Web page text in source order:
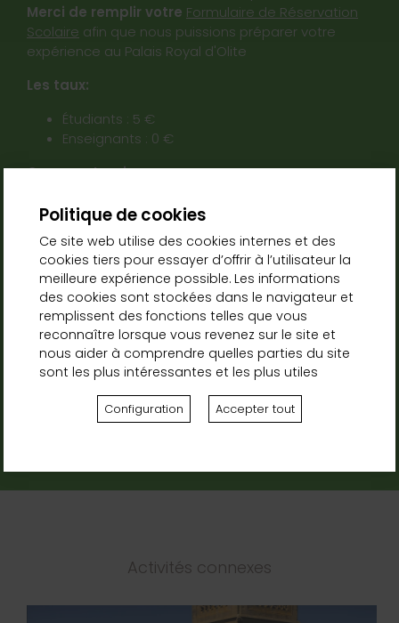
Merci de remplir votre Formulaire de Réservation
Scolaire afin que nous puissions préparer votre
expérience au Palais Royal d'Olite
Les taux:
Étudiants : 5 €
Enseignants : 0 €
Comment arriver:
Activités connexes
Politique de cookies
Ce site web utilise des cookies internes et des
cookies tiers pour essayer d’offrir à l’utilisateur la
meilleure expérience possible. Les informations
des cookies sont stockées dans le navigateur et
remplissent des fonctions telles que vous
reconnaître lorsque vous revenez sur le site et
nous aider à comprendre quelles parties du site
sont les plus intéressantes et les plus utiles
Configuration Accepter tout